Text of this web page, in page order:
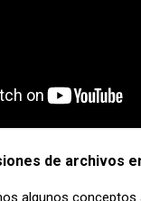
de archivos